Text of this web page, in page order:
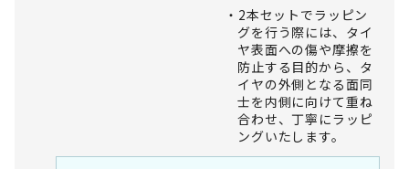
2本セットでラッピン
グを行う際には、タイ
ヤ表面への傷や摩擦を
防止する目的から、タ
イヤの外側となる面同
士を内側に向けて重ね
合わせ、丁寧にラッピ
ングいたします。